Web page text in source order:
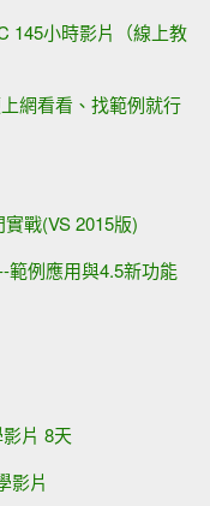
145小時影片（線上教
網看看、找範例就行
戰(VS 2015版)
範例應用與4.5新功能
片 8天
影片